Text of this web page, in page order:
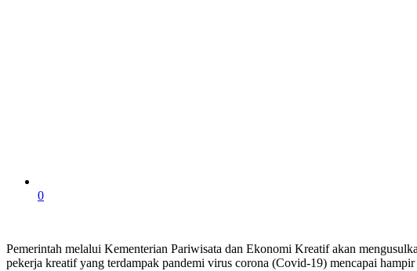
0
Pemerintah melalui Kementerian Pariwisata dan Ekonomi Kreatif akan
pekerja kreatif yang terdampak pandemi virus corona (Covid-19) mencapai